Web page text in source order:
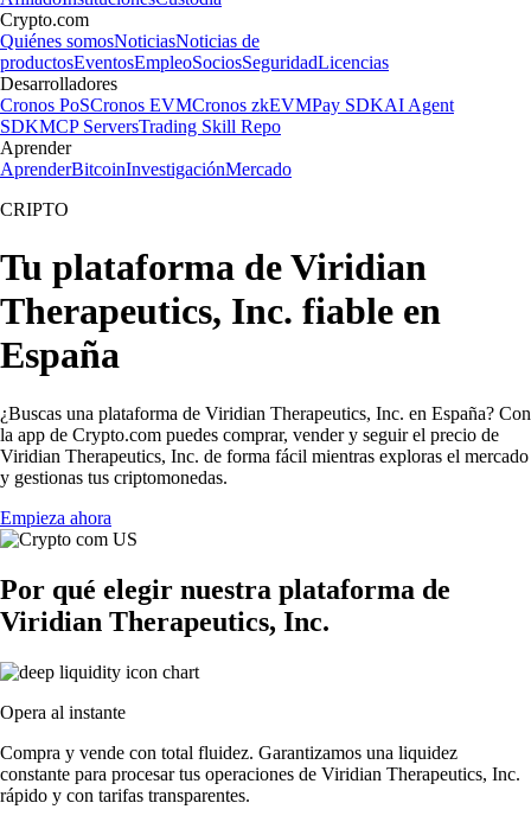
Crypto.com
Quiénes somosNoticiasNoticias de
productosEventosEmpleoSociosSeguridadLicencias
Desarrolladores
Cronos PoSCronos EVMCronos zkEVMPay SDKAI Agent
SDKMCP ServersTrading Skill Repo
Aprender
AprenderBitcoinInvestigaciónMercado
CRIPTO
Tu plataforma de Viridian
Therapeutics, Inc. fiable en
España
¿Buscas una plataforma de Viridian Therapeutics, Inc. en España? Con
la app de Crypto.com puedes comprar, vender y seguir el precio de
Viridian Therapeutics, Inc. de forma fácil mientras exploras el mercado
y gestionas tus criptomonedas.
Empieza ahora
Por qué elegir nuestra plataforma de
Viridian Therapeutics, Inc.
Opera al instante
Compra y vende con total fluidez. Garantizamos una liquidez
constante para procesar tus operaciones de Viridian Therapeutics, Inc.
rápido y con tarifas transparentes.